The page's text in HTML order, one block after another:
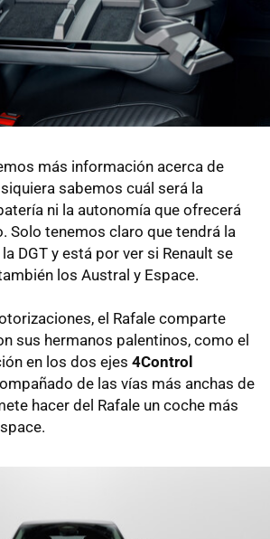
más información acerca de
sabemos cuál será la
ni la autonomía que ofrecerá
Solo tenemos claro que tendrá la
DGT y está por ver si Renault se
los Austral y Espace.
el Rafale comparte
sus hermanos palentinos, como el
en los dos ejes 4Control
de las vías más anchas de
hacer del Rafale un coche más